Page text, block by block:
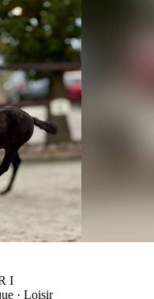
I
· Loisir